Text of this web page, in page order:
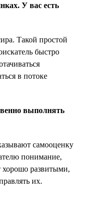
У вас есть
Такой простой
быстро
в потоке
выполнять
самооценку
понимание,
хорошо развитыми,
их.